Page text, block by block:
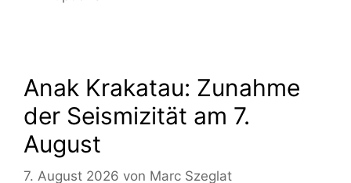
Anak Krakatau: Zunahme
der Seismizität am 7.
August
7. August 2026 von Marc Szeglat